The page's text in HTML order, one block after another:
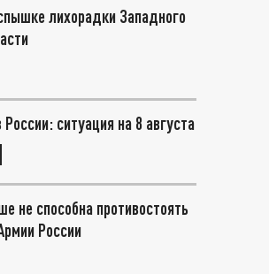
лихорадки Западного
ситуация на 8 августа
не способна противостоять
России